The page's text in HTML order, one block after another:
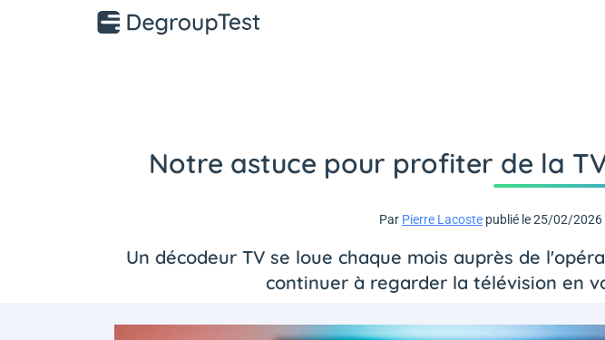
Notre astuce pour profiter de la
Par Pierre Lacoste publié le 25/02/2026
Un décodeur TV se loue chaque mois auprès de
continuer à regarder la télévision en